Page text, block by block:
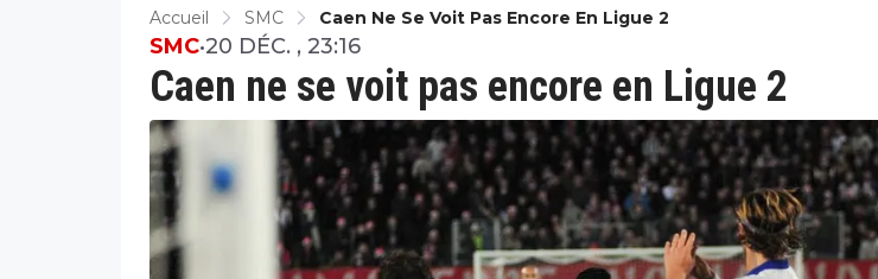
Accueil SMC Caen Ne Se Voit Pas Encore En Ligue 2
Caen ne se voit pas encore en Ligue 2
SMC•20 DÉC. , 23:16